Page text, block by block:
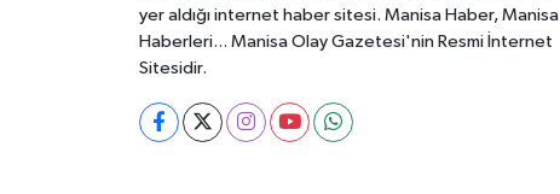
yer aldığı internet haber sitesi. Manisa Haber, Manisa
Haberleri... Manisa Olay Gazetesi'nin Resmi İnternet
Sitesidir.